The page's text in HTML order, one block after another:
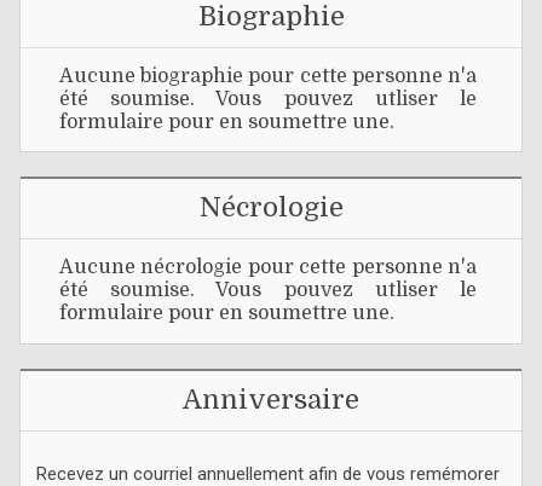
Biographie
Aucune biographie pour cette personne n'a
été soumise. Vous pouvez utliser le
formulaire pour en soumettre une.
Nécrologie
Aucune nécrologie pour cette personne n'a
été soumise. Vous pouvez utliser le
formulaire pour en soumettre une.
Anniversaire
Recevez un courriel annuellement afin de vous remémorer